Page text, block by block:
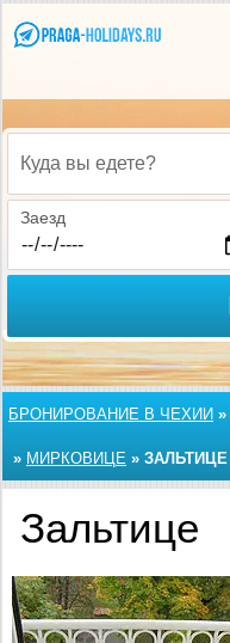
Куда вы едете?
Заезд
БРОНИРОВАНИЕ В ЧЕХИИ »
» МИРКОВИЦЕ » ЗАЛЬТИЦЕ
Зальтице